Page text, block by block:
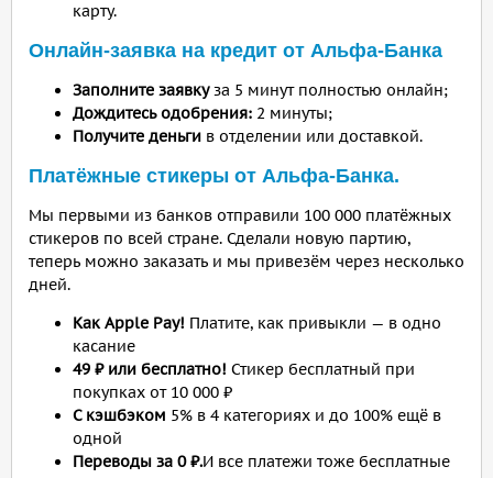
карту.
Онлайн-заявка на кредит от Альфа-Банка
Заполните заявкуза 5 минут полностью онлайн;
Дождитесь одобрения: 2 минуты;
Получите деньги в отделении или доставкой.
Платёжные стикеры от Альфа-Банка.
Мы первыми из банков отправили 100 000 платёжных
стикеров по всей стране. Сделали новую партию,
теперь можно заказать и мы привезём через несколько
дней.
Как Apple Pay! Платите, как привыкли — в одно
касание
49 ₽ или бесплатно! Стикер бесплатный при
покупках от 10 000 ₽
С кэшбэком 5% в 4 категориях и до 100% ещё в
одной
Переводы за 0 ₽.И все платежи тоже бесплатные